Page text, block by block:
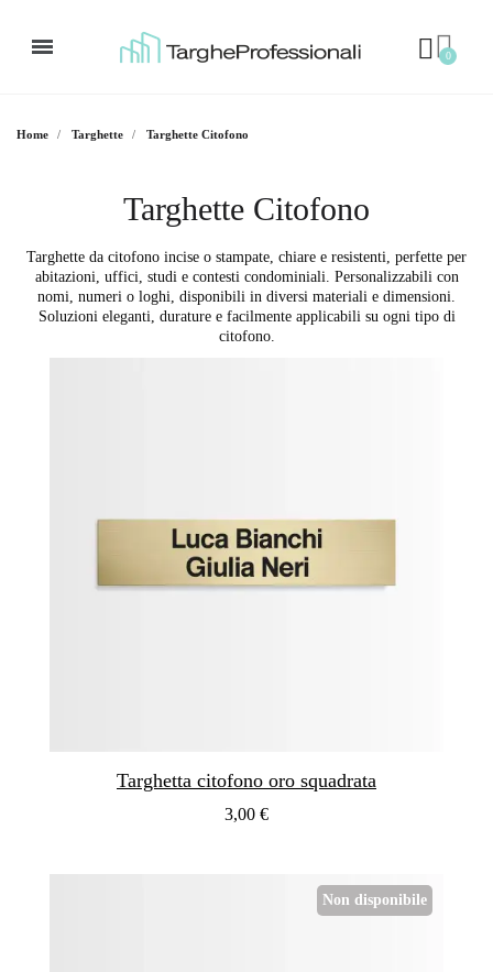
Home Targhette Targhette Citofono
Targhette Citofono
Targhette da citofono incise o stampate, chiare e resistenti, perfette per
abitazioni, uffici, studi e contesti condominiali. Personalizzabili con
nomi, numeri o loghi, disponibili in diversi materiali e dimensioni.
Soluzioni eleganti, durature e facilmente applicabili su ogni tipo di
citofono.
Targhetta citofono oro squadrata
3,00 €
Non disponibile